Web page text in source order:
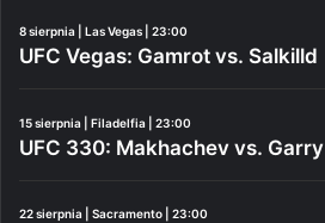
8 sierpnia | Las Vegas | 23:00
UFC Vegas: Gamrot vs. Salkilld
15 sierpnia | Filadelfia | 23:00
UFC 330: Makhachev vs. Garry
22 sierpnia | Sacramento | 23:00